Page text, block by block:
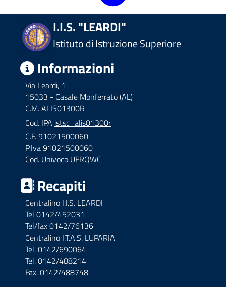
I.I.S. "LEARDI"
Istituto di Istruzione Superiore
Informazioni
Via Leardi, 1
15033 - Casale Monferrato (AL)
C.M. ALIS01300R
Cod. IPA istsc_alis01300r
C.F. 91021500060
P.Iva 91021500060
Cod. Univoco UFRQWC
Recapiti
Centralino I.I.S. LEARDI
Tel 0142/452031
Tel/fax 0142/76136
Centralino I.T.A.S. LUPARIA
Tel. 0142/690064
Tel. 0142/488214
Fax. 0142/488748